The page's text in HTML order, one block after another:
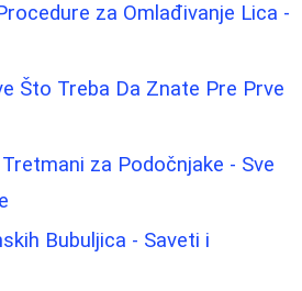
za Omlađivanje Lica -
Što Treba Da Znate Pre Prve
za Podočnjake - Sve
Bubuljica - Saveti i